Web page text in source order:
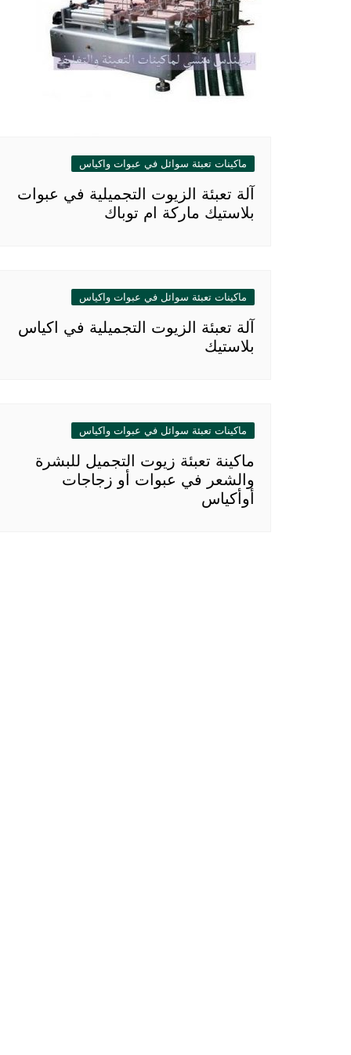
ماكينات تعبئة سوائل في عبوات واكياس
آلة تعبئة الزيوت التجميلية في عبوات
بلاستيك ماركة ام توباك
ماكينات تعبئة سوائل في عبوات واكياس
آلة تعبئة الزيوت التجميلية في اكياس
بلاستيك
ماكينات تعبئة سوائل في عبوات واكياس
ماكينة تعبئة زيوت التجميل للبشرة
والشعر في عبوات أو زجاجات
أوأكياس